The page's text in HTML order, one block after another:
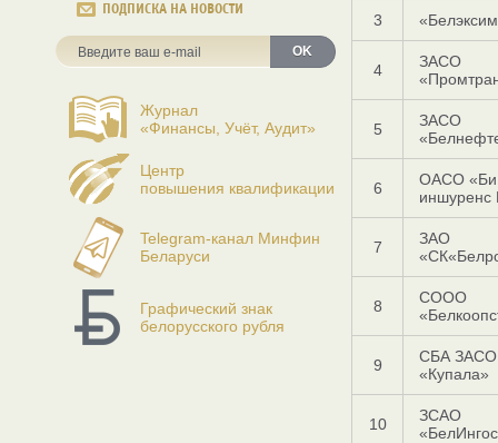
ПОДПИСКА НА НОВОСТИ
OK
Журнал
«Финансы, Учёт, Аудит»
Центр
повышения квалификации
Telegram-канал Минфин
Беларуси
Графический знак
белорусского рубля
3
4
ЗАСО
5
ЗАСО
6
ОАСО «Би
иншуренс
7
ЗАО
8
СООО
9
СБА ЗАСО
«Купала»
10
ЗСАО